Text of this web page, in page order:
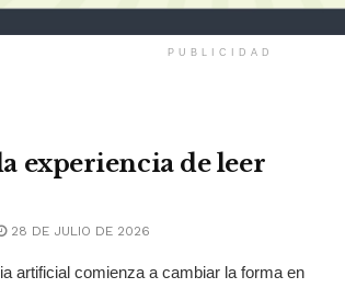
PUBLICIDAD
experiencia de leer
28 DE JULIO DE 2026
artificial comienza a cambiar la forma en